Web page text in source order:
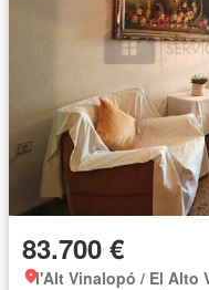
83.700 €
l'Alt Vinalopó / El Alto